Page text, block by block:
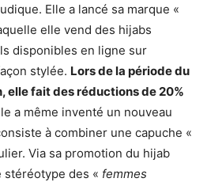
Elle a lancé sa marque «
elle vend des hijabs
disponibles en ligne sur
stylée. Lors de la période du
elle fait des réductions de 20%
a même inventé un nouveau
à combiner une capuche «
Via sa promotion du hijab
stéréotype des « femmes